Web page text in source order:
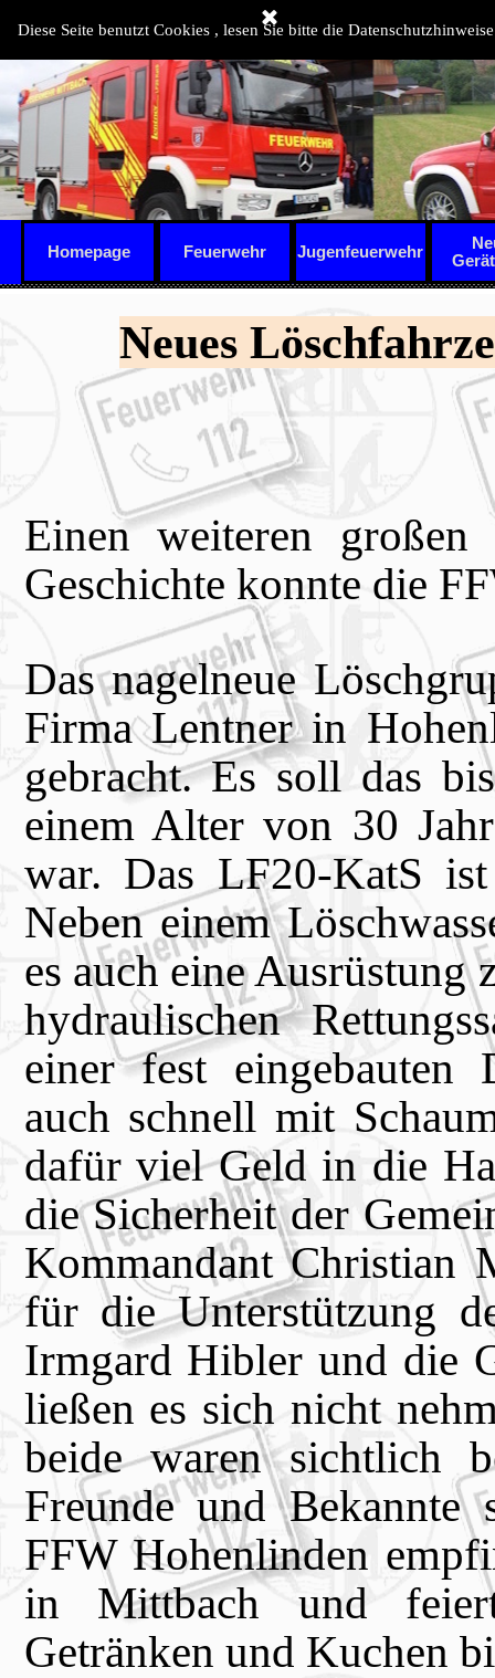
Diese Seite benutzt Cookies , lesen Sie bitte die
Homepage Feuerwehr ▼
Jugenfeuerwehr
Neues
Einen weiteren
Geschichte konnte die
Das nagelneue
Firma Lentner in
gebracht. Es soll das
einem Alter von 30
war. Das LF20-KatS
Neben einem
es auch eine
hydraulischen
einer fest eingebauten
auch schnell mit
dafür viel Geld in die
die Sicherheit der
Kommandant Christian
für die Unterstützung
Irmgard Hibler und die
ließen es sich nicht
beide waren sichtlich
Freunde und Bekannte
FFW Hohenlinden
in Mittbach und
Getränken und Kuchen